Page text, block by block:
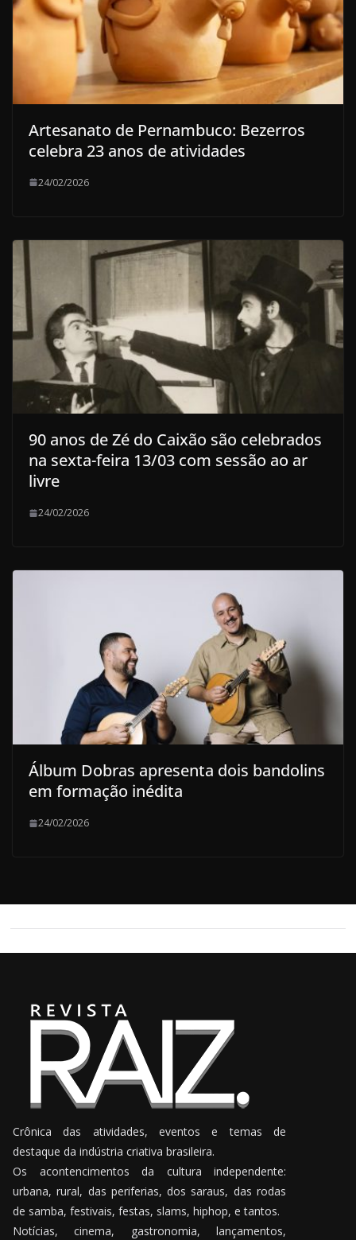
Artesanato de Pernambuco: Bezerros
celebra 23 anos de atividades
24/02/2026
90 anos de Zé do Caixão são celebrados
na sexta-feira 13/03 com sessão ao ar
livre
24/02/2026
Álbum Dobras apresenta dois bandolins
em formação inédita
24/02/2026
Crônica das atividades, eventos e temas de
destaque da indústria criativa brasileira.
Os acontencimentos da cultura independente:
urbana, rural, das periferias, dos saraus, das rodas
de samba, festivais, festas, slams, hiphop, e tantos.
Notícias, cinema, gastronomia, lançamentos,